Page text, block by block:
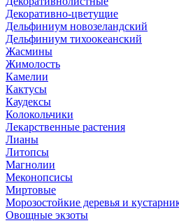
Декоративно-цветущие
Дельфиниум новозеландский
Дельфиниум тихоокеанский
Жасмины
Жимолость
Камелии
Кактусы
Каудексы
Колокольчики
Лекарственные растения
Лианы
Литопсы
Магнолии
Меконопсисы
Миртовые
Морозостойкие деревья и
Овощные экзоты